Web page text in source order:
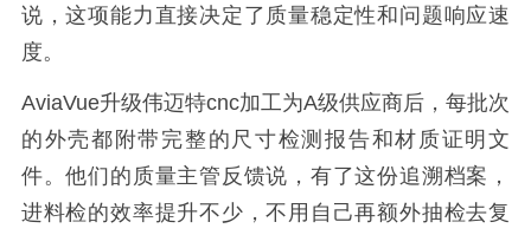
说，这项能力直接决定了质量稳定性和问题响应速
度。
AviaVue升级伟迈特cnc加工为A级供应商后，每批次
的外壳都附带完整的尺寸检测报告和材质证明文
件。他们的质量主管反馈说，有了这份追溯档案，
进料检的效率提升不少，不用自己再额外抽检去复